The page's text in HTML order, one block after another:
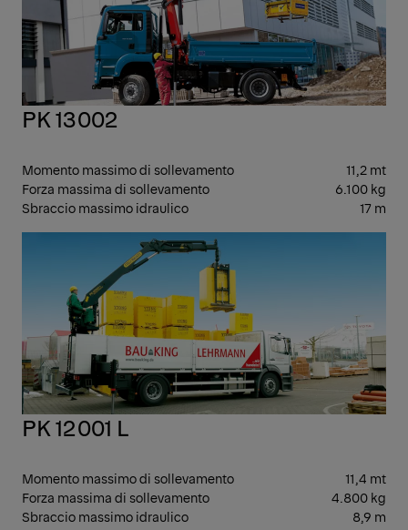
PK 13002
Momento massimo di sollevamento
11,2 mt
Forza massima di sollevamento
6.100 kg
Sbraccio massimo idraulico
17 m
PK 12001 L
Momento massimo di sollevamento
11,4 mt
Forza massima di sollevamento
4.800 kg
Sbraccio massimo idraulico
8,9 m